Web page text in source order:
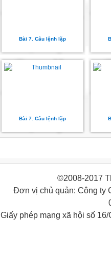
Bài 7. Câu lệnh lặp
Bài 7. Câu lệnh lặp
©2008-2017
Đơn vị chủ quản: Công ty
Giấy phép mạng xã hội số